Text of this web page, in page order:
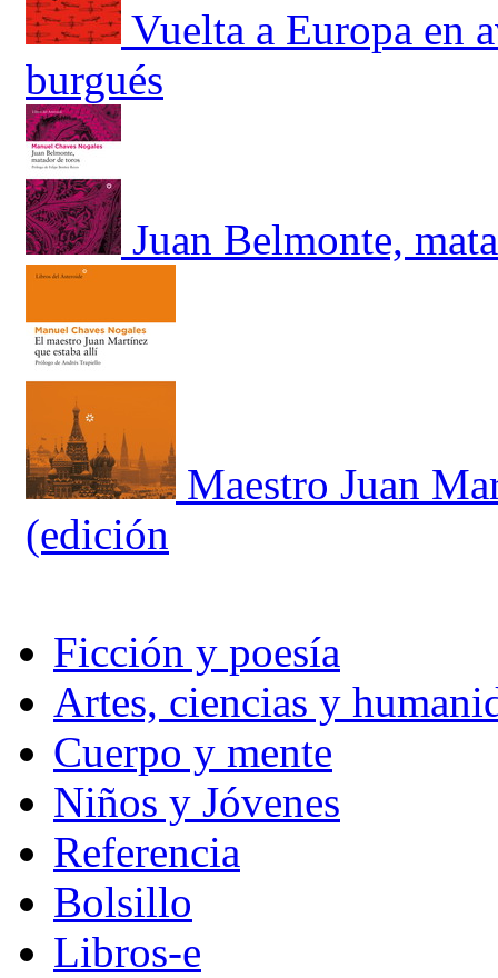
Vuelta a Europa en
burgués
Juan Belmonte,
Maestro Juan
(edición
Ficción y poesía
Artes, ciencias y
Cuerpo y mente
Niños y Jóvenes
Referencia
Bolsillo
Libros-e